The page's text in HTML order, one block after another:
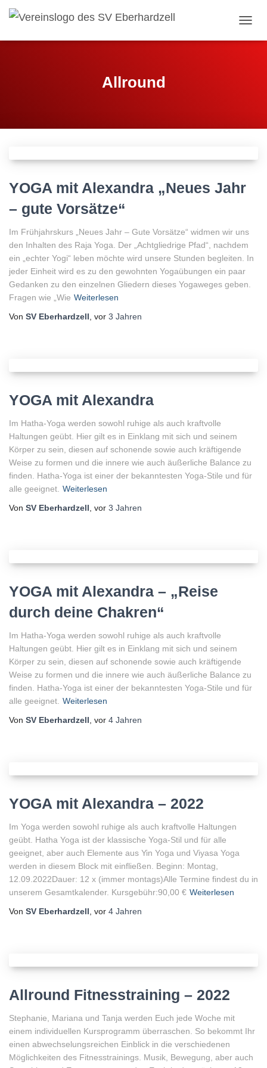
Allround
YOGA mit Alexandra „Neues Jahr
– gute Vorsätze“
Im Frühjahrskurs „Neues Jahr – Gute Vorsätze“ widmen wir uns
den Inhalten des Raja Yoga. Der „Achtgliedrige Pfad“, nachdem
ein „echter Yogi“ leben möchte wird unsere Stunden begleiten. In
jeder Einheit wird es zu den gewohnten Yogaübungen ein paar
Gedanken zu den einzelnen Gliedern dieses Yogaweges geben.
Fragen wie „Wie Weiterlesen
Von SV Eberhardzell , vor 3 Jahren
YOGA mit Alexandra
Im Hatha-Yoga werden sowohl ruhige als auch kraftvolle
Haltungen geübt. Hier gilt es in Einklang mit sich und seinem
Körper zu sein, diesen auf schonende sowie auch kräftigende
Weise zu formen und die innere wie auch äußerliche Balance zu
finden. Hatha-Yoga ist einer der bekanntesten Yoga-Stile und für
alle geeignet. Weiterlesen
Von SV Eberhardzell , vor 3 Jahren
YOGA mit Alexandra – „Reise
durch deine Chakren“
Im Hatha-Yoga werden sowohl ruhige als auch kraftvolle
Haltungen geübt. Hier gilt es in Einklang mit sich und seinem
Körper zu sein, diesen auf schonende sowie auch kräftigende
Weise zu formen und die innere wie auch äußerliche Balance zu
finden. Hatha-Yoga ist einer der bekanntesten Yoga-Stile und für
alle geeignet. Weiterlesen
Von SV Eberhardzell , vor 4 Jahren
YOGA mit Alexandra – 2022
Im Yoga werden sowohl ruhige als auch kraftvolle Haltungen
geübt. Hatha Yoga ist der klassische Yoga-Stil und für alle
geeignet, aber auch Elemente aus Yin Yoga und Viyasa Yoga
werden in diesem Block mit einfließen. Beginn: Montag,
12.09.2022Dauer: 12 x (immer montags)Alle Termine findest du in
unserem Gesamtkalender. Kursgebühr:90,00 € Weiterlesen
Von SV Eberhardzell , vor 4 Jahren
Allround Fitnesstraining – 2022
Stephanie, Mariana und Tanja werden Euch jede Woche mit
einem individuellen Kursprogramm überraschen. So bekommt Ihr
einen abwechselungsreichen Einblick in die verschiedenen
Möglichkeiten des Fitnesstrainings. Musik, Bewegung, aber auch